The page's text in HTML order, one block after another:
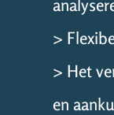
>
> Het
en